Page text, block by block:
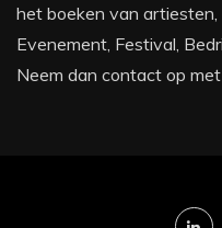
het boeken van
Evenement, Festival,
Neem dan contact op